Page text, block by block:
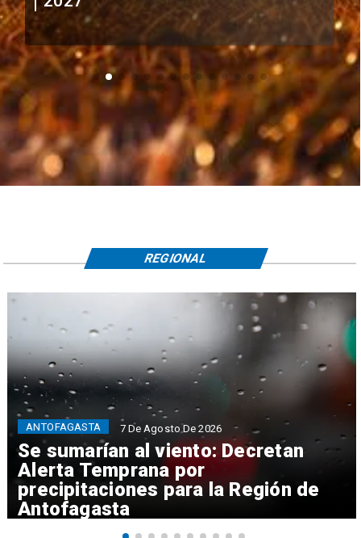
Se sumarían al viento: Decretan
Alerta Temprana por
precipitaciones para la Región de
Antofagasta
ANTOFAGASTA 7 De Agosto De 2026
REGIONAL